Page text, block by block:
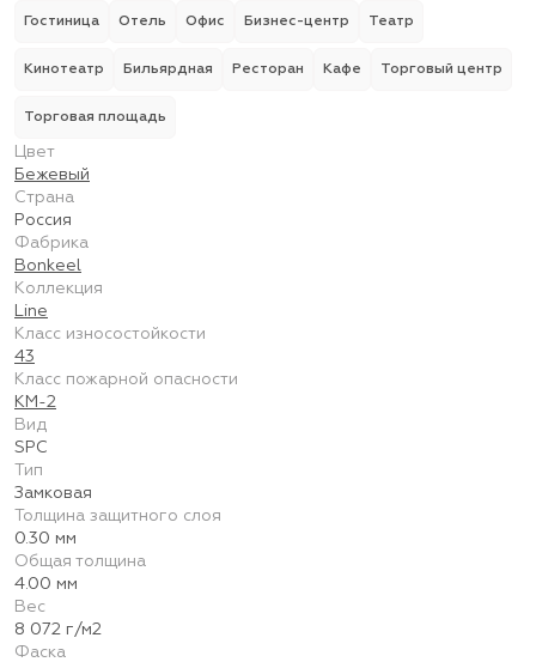
Гостиница Отель Офис Бизнес-центр Театр
Кинотеатр Бильярдная Ресторан Кафе Торговый центр
Торговая площадь
Цвет
Бежевый
Страна
Россия
Фабрика
Bonkeel
Коллекция
Line
Класс износостойкости
43
Класс пожарной опасности
КМ-2
Вид
SPC
Тип
Замковая
Толщина защитного слоя
0.30 мм
Общая толщина
4.00 мм
Вес
8 072 г/м2
Фаска